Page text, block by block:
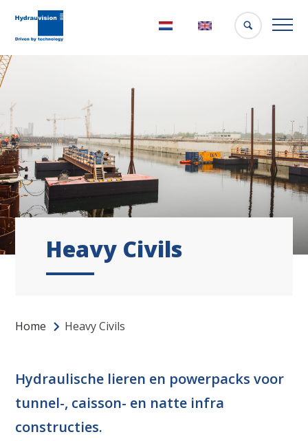
NederlandsEnglish
Heavy Civils
Home Heavy Civils
Hydraulische lieren en powerpacks voor
tunnel-, caisson- en natte infra
constructies.